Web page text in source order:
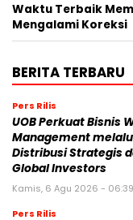
Waktu Terbaik
Mengalami Koreksi
BERITA TERBARU
Pers Rilis
UOB Perkuat Bisnis
Management
Distribusi Strategis
Global Investors
Kamis, 6 Agu 2026 -
Pers Rilis